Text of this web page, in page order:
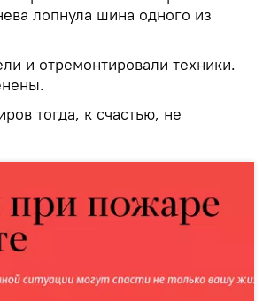
лопнула шина одного из
и отремонтировали техники.
тогда, к счастью, не